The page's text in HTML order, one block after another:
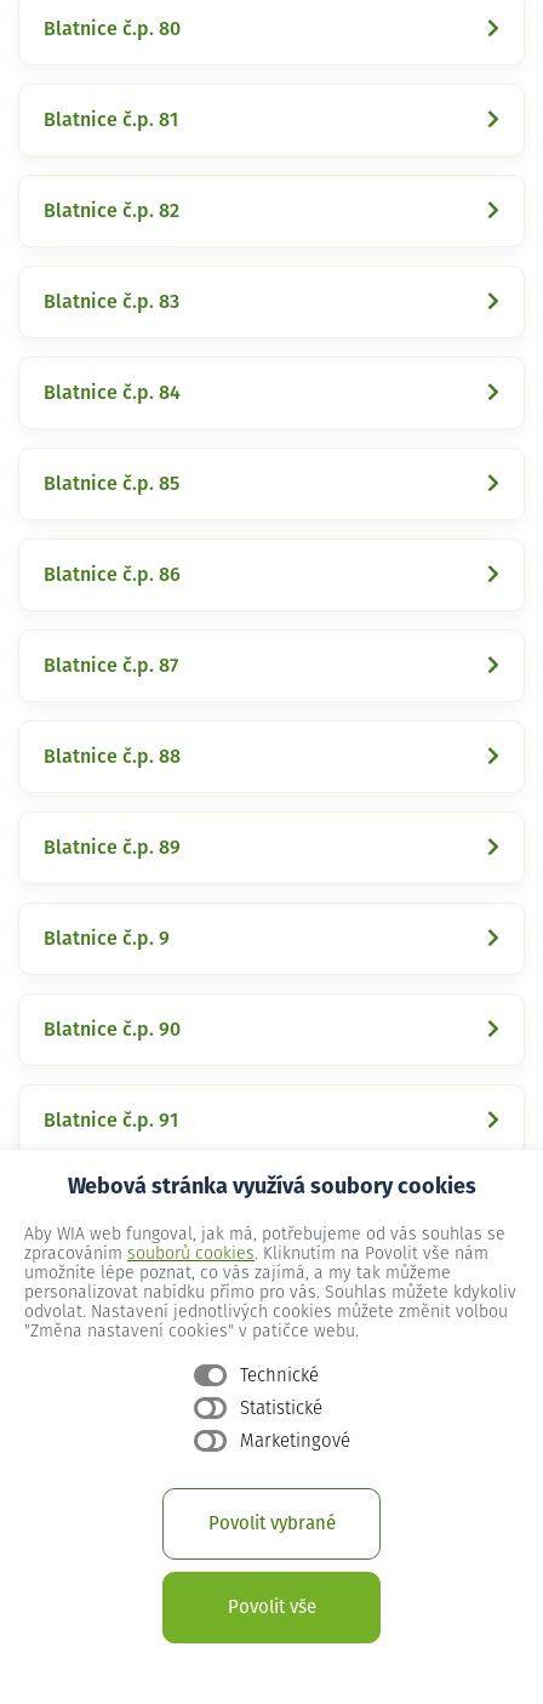
Webová stránka využívá soubory cookies
Aby WIA web fungoval, jak má, potřebujeme od vás souhlas se
zpracováním souborů cookies. Kliknutím na Povolit vše nám
umožníte lépe poznat, co vás zajímá, a my tak můžeme
personalizovat nabídku přímo pro vás. Souhlas můžete kdykoliv
odvolat. Nastavení jednotlivých cookies můžete změnit volbou
"Změna nastavení cookies" v patičce webu.
Technické
Statistické
Marketingové
Povolit vybrané
Povolit vše
Blatnice č.p. 80
Blatnice č.p. 81
Blatnice č.p. 82
Blatnice č.p. 83
Blatnice č.p. 84
Blatnice č.p. 85
Blatnice č.p. 86
Blatnice č.p. 87
Blatnice č.p. 88
Blatnice č.p. 89
Blatnice č.p. 9
Blatnice č.p. 90
Blatnice č.p. 91
Blatnice č.p. 93
Blatnice č.p. 95
Blatnice č.p. 96